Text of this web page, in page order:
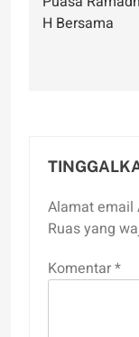
H Bersama
Alamat email
Ruas yang
Komentar*